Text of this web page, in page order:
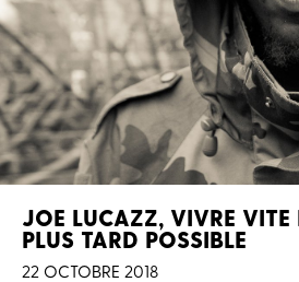
JOE LUCAZZ, VIVRE VITE
PLUS TARD POSSIBLE
22 OCTOBRE 2018